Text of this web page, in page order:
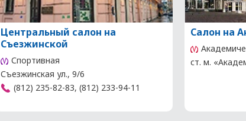
Центральный салон на
Съезжинской
Спортивная
Съезжинская ул., 9/6
(812) 235-82-83, (812) 233-94-11
Салон на
ст. м.